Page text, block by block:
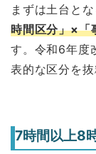
まずは土台と
時間区分」×「
す。令和6年度
表的な区分を抜
7時間以上8